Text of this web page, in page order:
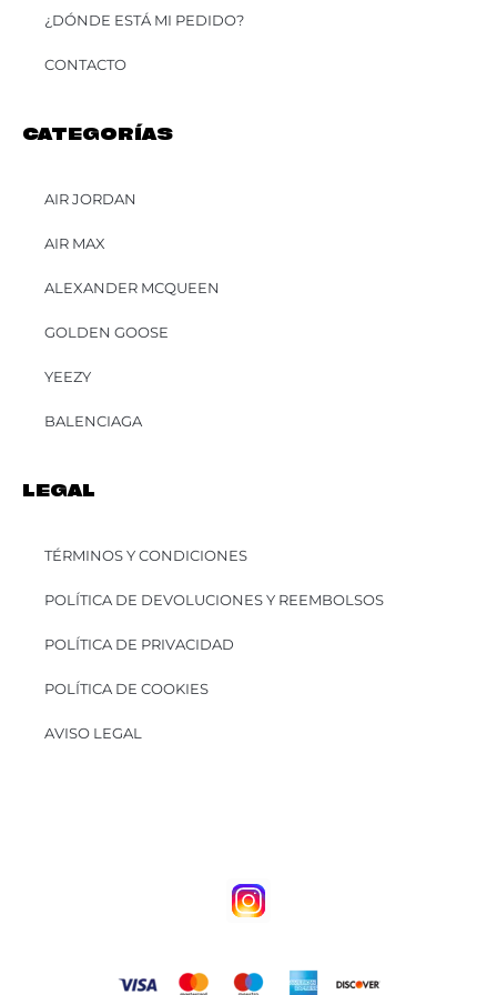
¿DÓNDE ESTÁ MI PEDIDO?
CONTACTO
CATEGORÍAS
AIR JORDAN
AIR MAX
ALEXANDER MCQUEEN
GOLDEN GOOSE
YEEZY
BALENCIAGA
LEGAL
TÉRMINOS Y CONDICIONES
POLÍTICA DE DEVOLUCIONES Y REEMBOLSOS
POLÍTICA DE PRIVACIDAD
POLÍTICA DE COOKIES
AVISO LEGAL